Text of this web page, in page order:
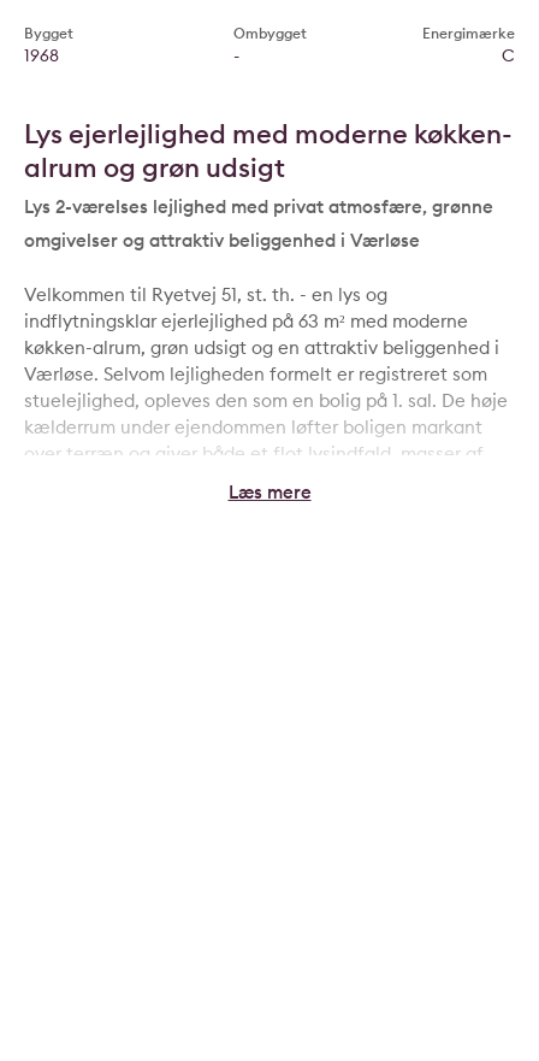
Bygget
1968
Ombygget
-
Energimærke
C
Lys ejerlejlighed med moderne køkken-
alrum og grøn udsigt
Lys 2-værelses lejlighed med privat atmosfære, grønne
omgivelser og attraktiv beliggenhed i Værløse
Velkommen til Ryetvej 51, st. th. - en lys og
indflytningsklar ejerlejlighed på 63 m² med moderne
køkken-alrum, grøn udsigt og en attraktiv beliggenhed i
Værløse. Selvom lejligheden formelt er registreret som
stuelejlighed, opleves den som en bolig på 1. sal. De høje
kælderrum under ejendommen løfter boligen markant
over terræn og giver både et flot lysindfald, masser af
privatliv og udsigt til de grønne omgivelser.
Boligens absolutte omdrejningspunkt er det store, åbne